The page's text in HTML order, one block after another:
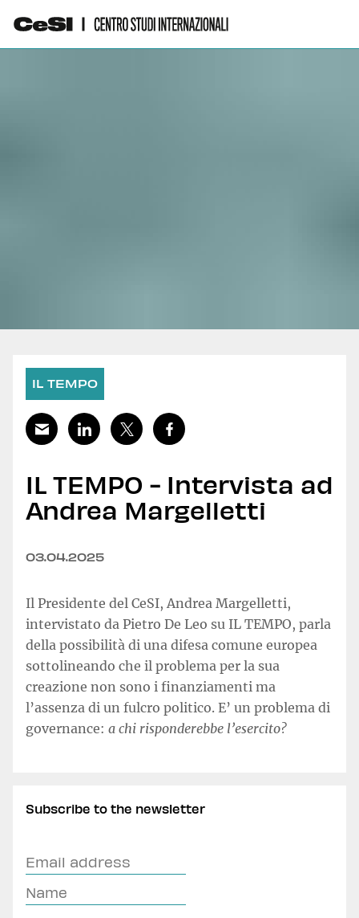
IL TEMPO
IL TEMPO - Intervista ad
Andrea Margelletti
03.04.2025
Il Presidente del CeSI, Andrea Margelletti,
intervistato da Pietro De Leo su IL TEMPO, parla
della possibilità di una difesa comune europea
sottolineando che il problema per la sua
creazione non sono i finanziamenti ma
l’assenza di un fulcro politico. E’ un problema di
governance: a chi risponderebbe l’esercito?
Subscribe to the newsletter